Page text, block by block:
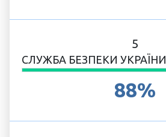
5
СЛУЖБА БЕЗПЕКИ УКРАЇНИ
88%